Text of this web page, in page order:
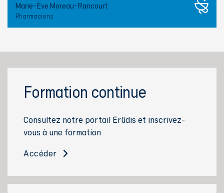
Marie-Ève Moreau-Rancourt
Pharmaciens
Formation continue
Consultez notre portail Ērŭdis et inscrivez-
vous à une formation
Accéder